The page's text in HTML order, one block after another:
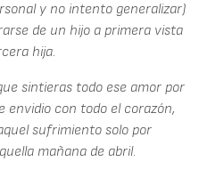
y no intento generalizar)
de un hijo a primera vista
hija.
sintieras todo ese amor por
envidio con todo el corazón,
sufrimiento solo por
mañana de abril.